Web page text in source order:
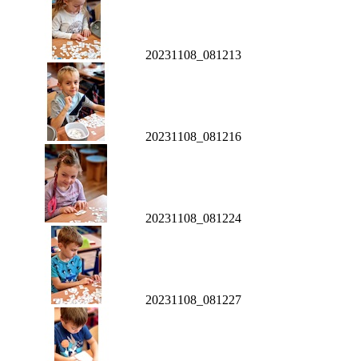
20231108_081213
20231108_081216
20231108_081224
20231108_081227